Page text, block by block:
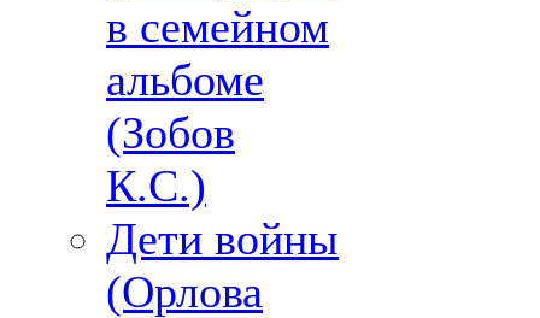
в семейном
альбоме
(Зобов
К.С.)
Дети войны
(Орлова